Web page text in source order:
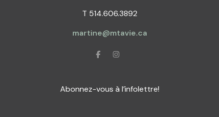
T 514.606.3892
martine@mtavie.ca
Abonnez-vous à l’infolettre!